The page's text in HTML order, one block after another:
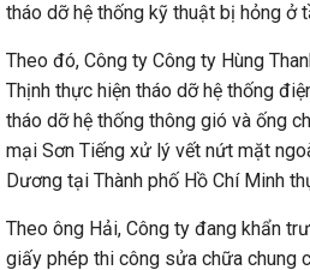
tháo dỡ hệ thống kỹ thuật bị hỏng ở
Theo đó, Công ty Công ty Hùng
Thịnh thực hiện tháo dỡ hệ thống
tháo dỡ hệ thống thông gió và ống
mại Sơn Tiếng xử lý vết nứt mặt
Dương tại Thành phố Hồ Chí Minh
Theo ông Hải, Công ty đang khẩn
giấy phép thi công sửa chữa chung